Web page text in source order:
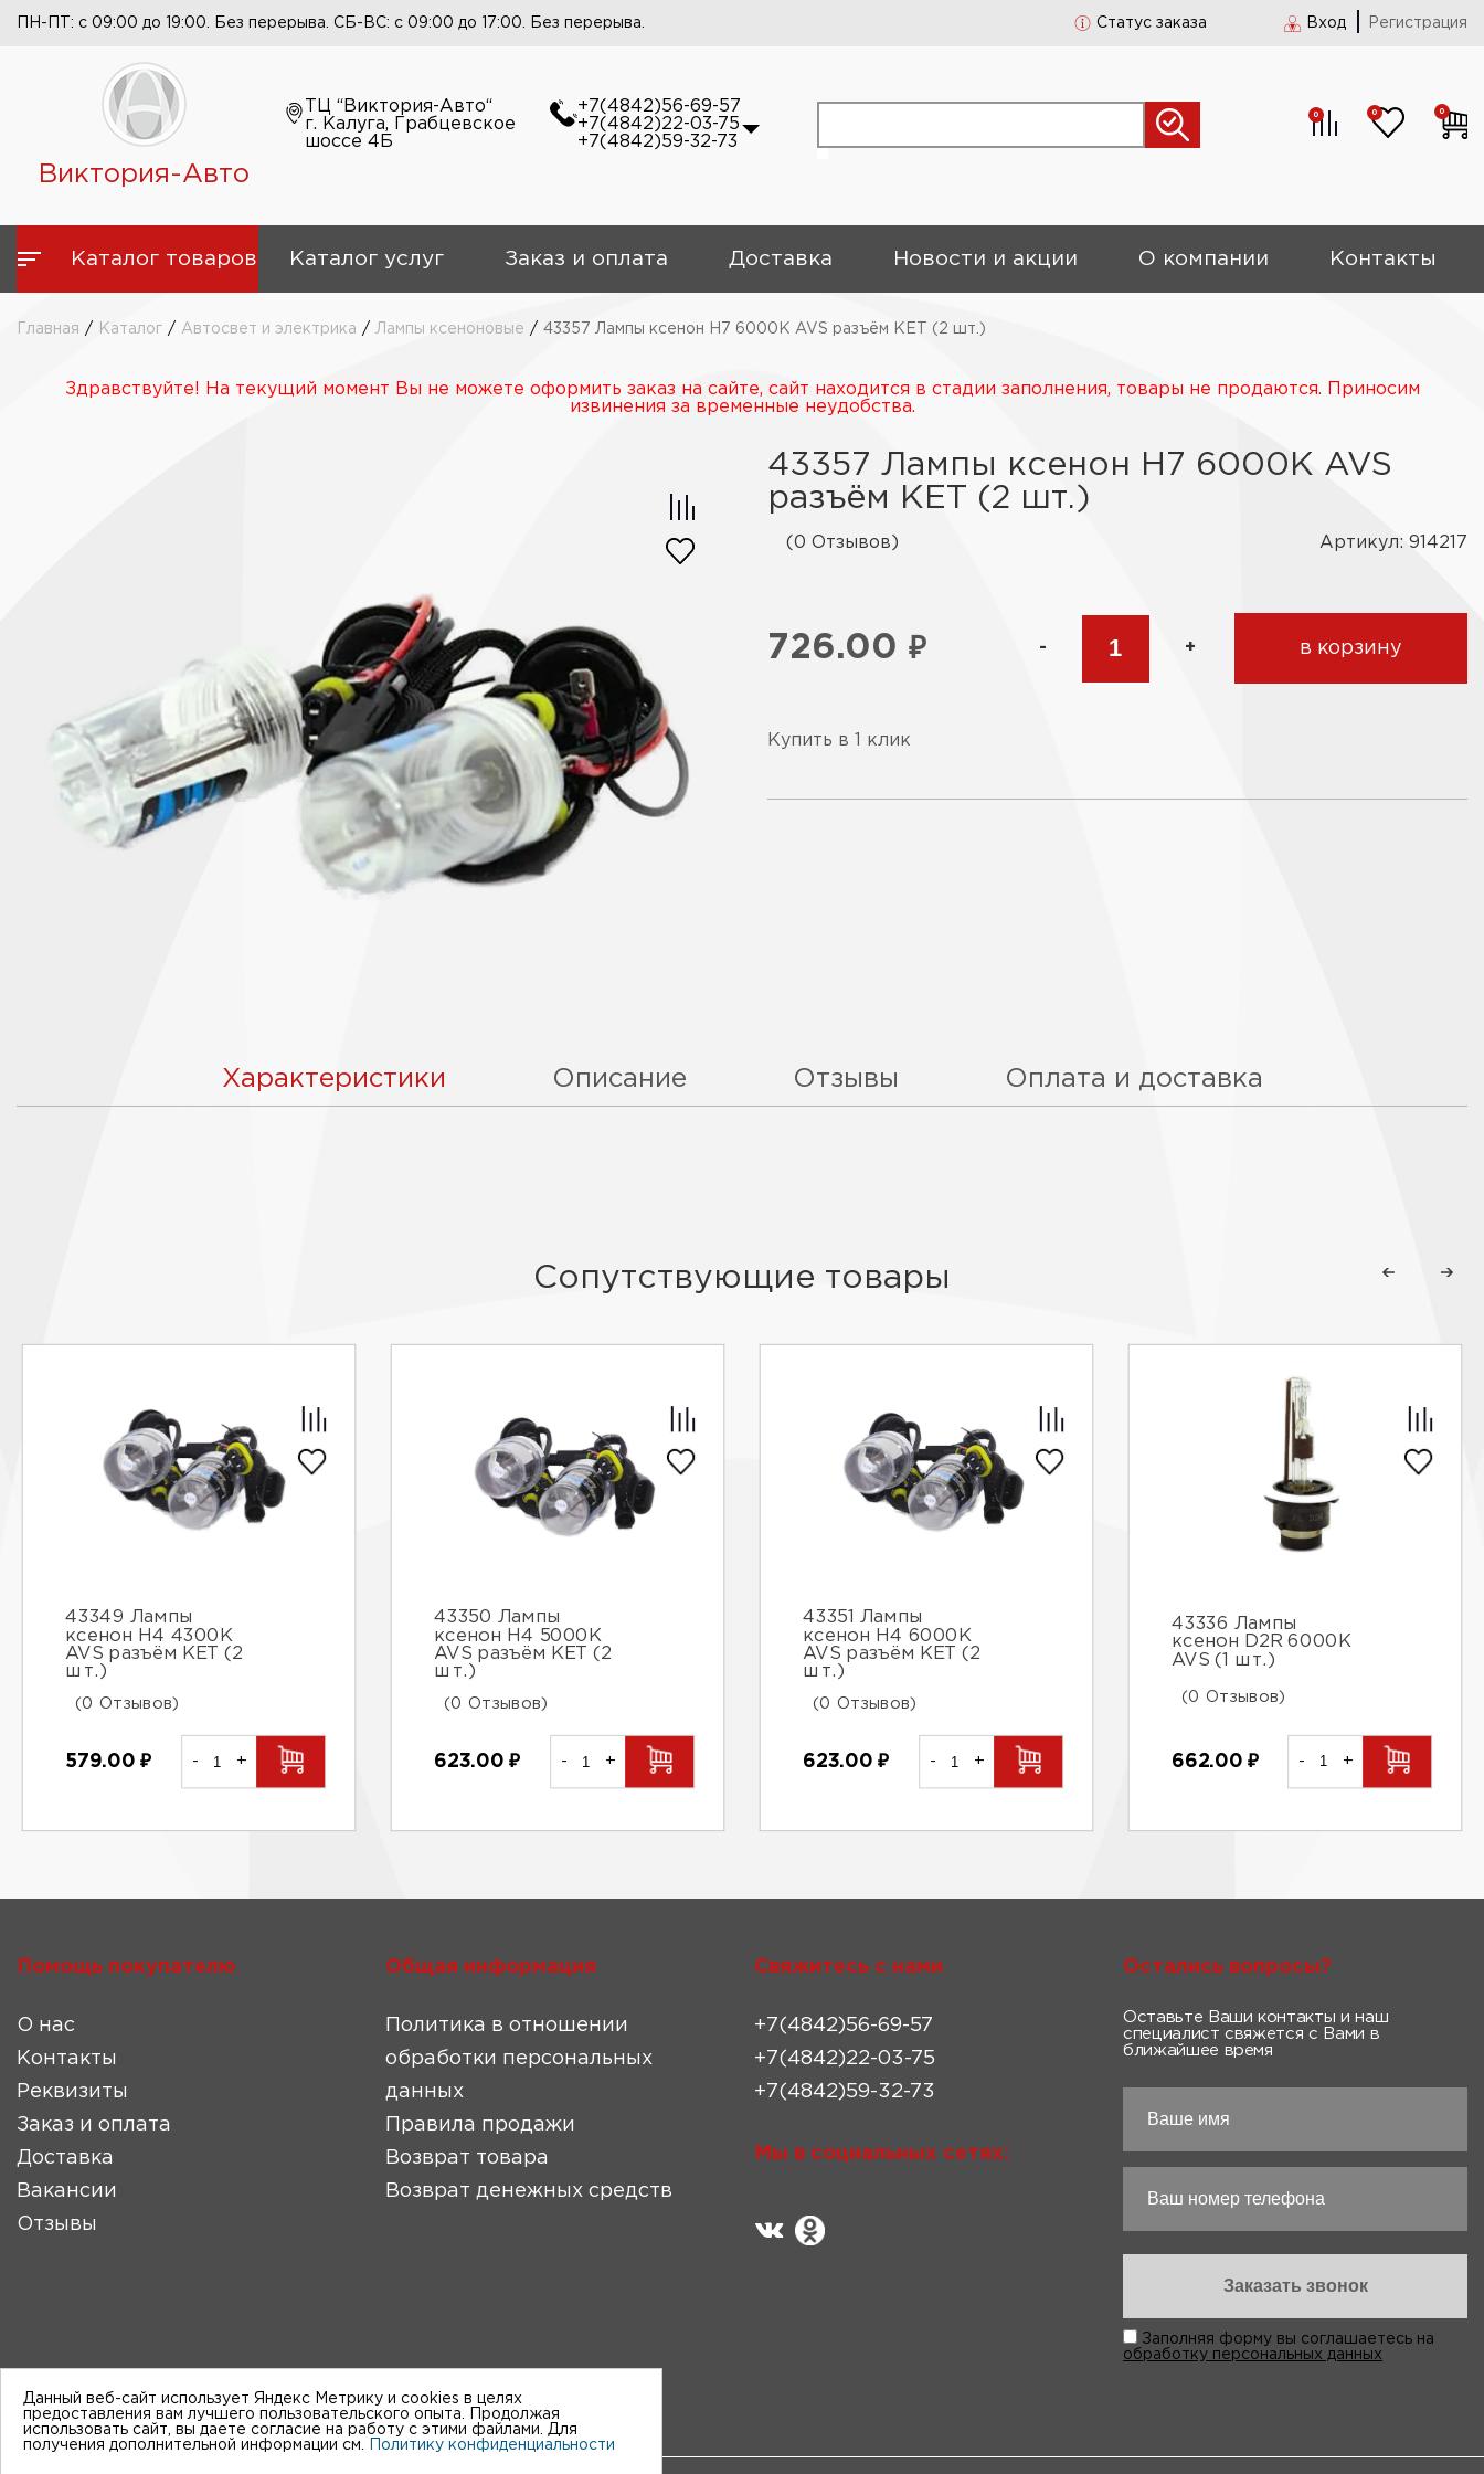
ПН-ПТ: с 09:00 до 19:00. Без перерыва. СБ-ВС: с 09:00 до 17:00. Без перерыва. Статус заказа Вход Регистрация
Виктория-Авто
ТЦ “Виктория-Авто“
г. Калуга, Грабцевское
шоссе 4Б
+7(4842)56-69-57
+7(4842)22-03-75
+7(4842)59-32-73
0 0 0
Каталог товаров Каталог услуг Заказ и оплата Доставка Новости и акции О компании Контакты
Главная / Каталог / Автосвет и электрика / Лампы ксеноновые / 43357 Лампы ксенон H7 6000К AVS разъём KET (2 шт.)
Здравствуйте! На текущий момент Вы не можете оформить заказ на сайте, сайт находится в стадии заполнения, товары не продаются. Приносим
извинения за временные неудобства.
43357 Лампы ксенон H7 6000К AVS
разъём KET (2 шт.)
(0 Отзывов) Артикул: 914217
726.00 ₽ - + в корзину
Купить в 1 клик
Характеристики Описание Отзывы Оплата и доставка
Сопутствующие товары
43349 Лампы
ксенон H4 4300K
AVS разъём KET (2
шт.)
(0 Отзывов)
579.00₽ - +
43350 Лампы
ксенон H4 5000K
AVS разъём KET (2
шт.)
(0 Отзывов)
623.00₽ - +
43351 Лампы
ксенон H4 6000K
AVS разъём KET (2
шт.)
(0 Отзывов)
623.00₽ - +
43336 Лампы
ксенон D2R 6000К
AVS (1 шт.)
(0 Отзывов)
662.00₽ - +
Помощь покупателю
О нас
Контакты
Реквизиты
Заказ и оплата
Доставка
Вакансии
Отзывы
Общая информация
Политика в отношении
обработки персональных
данных
Правила продажи
Возврат товара
Возврат денежных средств
Свяжитесь с нами
+7(4842)56-69-57
+7(4842)22-03-75
+7(4842)59-32-73
Мы в социальных сетях:
Остались вопросы?
Оставьте Ваши контакты и наш
специалист свяжется с Вами в
ближайшее время
Заполняя форму вы соглашаетесь на
обработку персональных данных
Данный веб-сайт использует Яндекс Метрику и cookies в целях
предоставления вам лучшего пользовательского опыта. Продолжая
использовать сайт, вы даете согласие на работу с этими файлами. Для
получения дополнительной информации см.
Политику конфиденциальности